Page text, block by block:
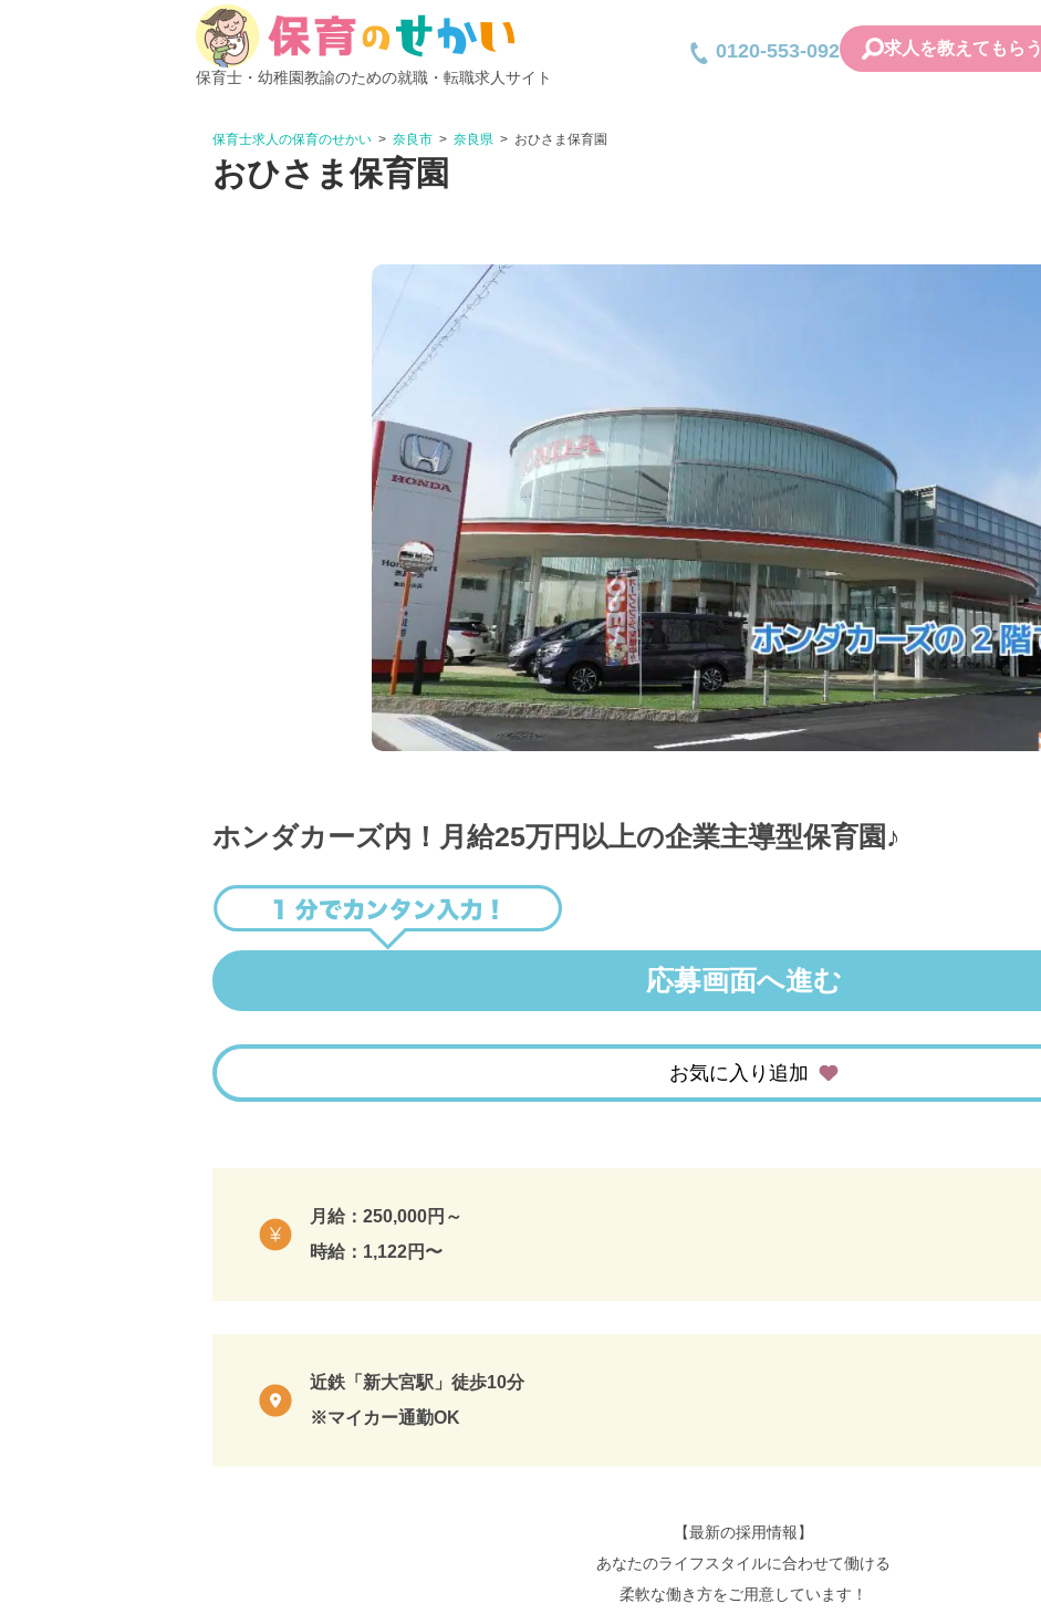
保育士・幼稚園教諭のための就職・転職求人サイト
0120-553-092 求人を教えてもらう
保育士求人の保育のせかい 奈良市 奈良県 おひさま保育園
おひさま保育園
ホンダカーズ内！月給25万円以上の企業主導型保育園♪
応募画面へ進む
お気に入り追加
月給：250,000円～
時給：1,122円〜
近鉄「新大宮駅」徒歩10分
※マイカー通勤OK
【最新の採用情報】
あなたのライフスタイルに合わせて働ける
柔軟な働き方をご用意しています！